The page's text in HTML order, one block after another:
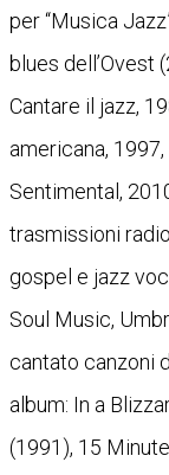
per “Musica
blues dell’Ovest
Cantare il jazz,
americana,
Sentimental,
trasmissioni
gospel e jazz
Soul Music,
cantato canzoni
album: In a
(1991), 15